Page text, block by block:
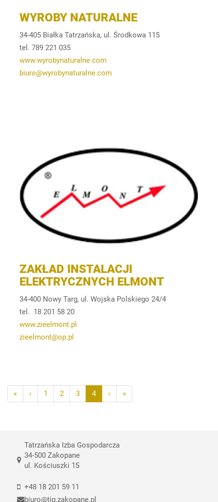
WYROBY NATURALNE
34-405 Białka Tatrzańska, ul. Środkowa 115
tel. 789 221 035
www.wyrobynaturalne.com
biuro@wyrobynaturalne.com
ZAKŁAD INSTALACJI
ELEKTRYCZNYCH ELMONT
34-400 Nowy Targ, ul. Wojska Polskiego 24/4
tel. 18 201 58 20
www.zieelmont.pl
zieelmont@op.pl
« ‹ 1 2 3 4 › »
Tatrzańska Izba Gospodarcza
34-500 Zakopane
ul. Kościuszki 15
+48 18 201 59 11
biuro@tig.zakopane.pl